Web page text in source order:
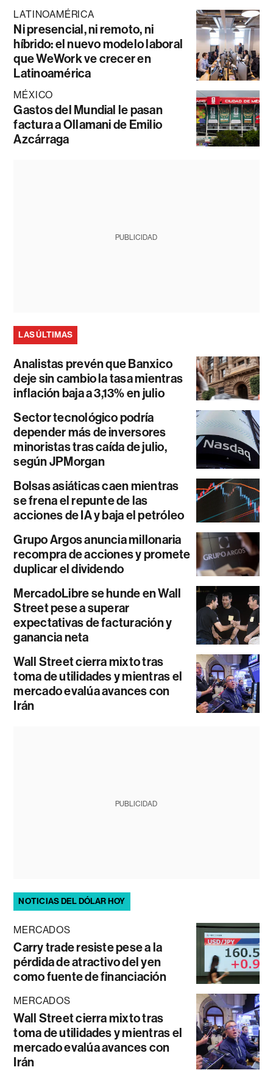
LATINOAMÉRICA
Ni presencial, ni remoto, ni
híbrido: el nuevo modelo laboral
que WeWork ve crecer en
Latinoamérica
MÉXICO
Gastos del Mundial le pasan
factura a Ollamani de Emilio
Azcárraga
PUBLICIDAD
LAS ÚLTIMAS
Analistas prevén que Banxico
deje sin cambio la tasa mientras
inflación baja a 3,13% en julio
Sector tecnológico podría
depender más de inversores
minoristas tras caída de julio,
según JPMorgan
Bolsas asiáticas caen mientras
se frena el repunte de las
acciones de IA y baja el petróleo
Grupo Argos anuncia millonaria
recompra de acciones y promete
duplicar el dividendo
MercadoLibre se hunde en Wall
Street pese a superar
expectativas de facturación y
ganancia neta
Wall Street cierra mixto tras
toma de utilidades y mientras el
mercado evalúa avances con
Irán
PUBLICIDAD
NOTICIAS DEL DÓLAR HOY
MERCADOS
Carry trade resiste pese a la
pérdida de atractivo del yen
como fuente de financiación
MERCADOS
Wall Street cierra mixto tras
toma de utilidades y mientras el
mercado evalúa avances con
Irán